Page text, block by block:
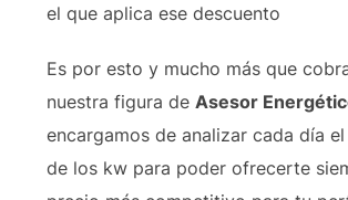
el que aplica ese descuento
Es por esto y mucho más que
nuestra figura de Asesor
encargamos de analizar cada día
de los kw para poder ofrecerte